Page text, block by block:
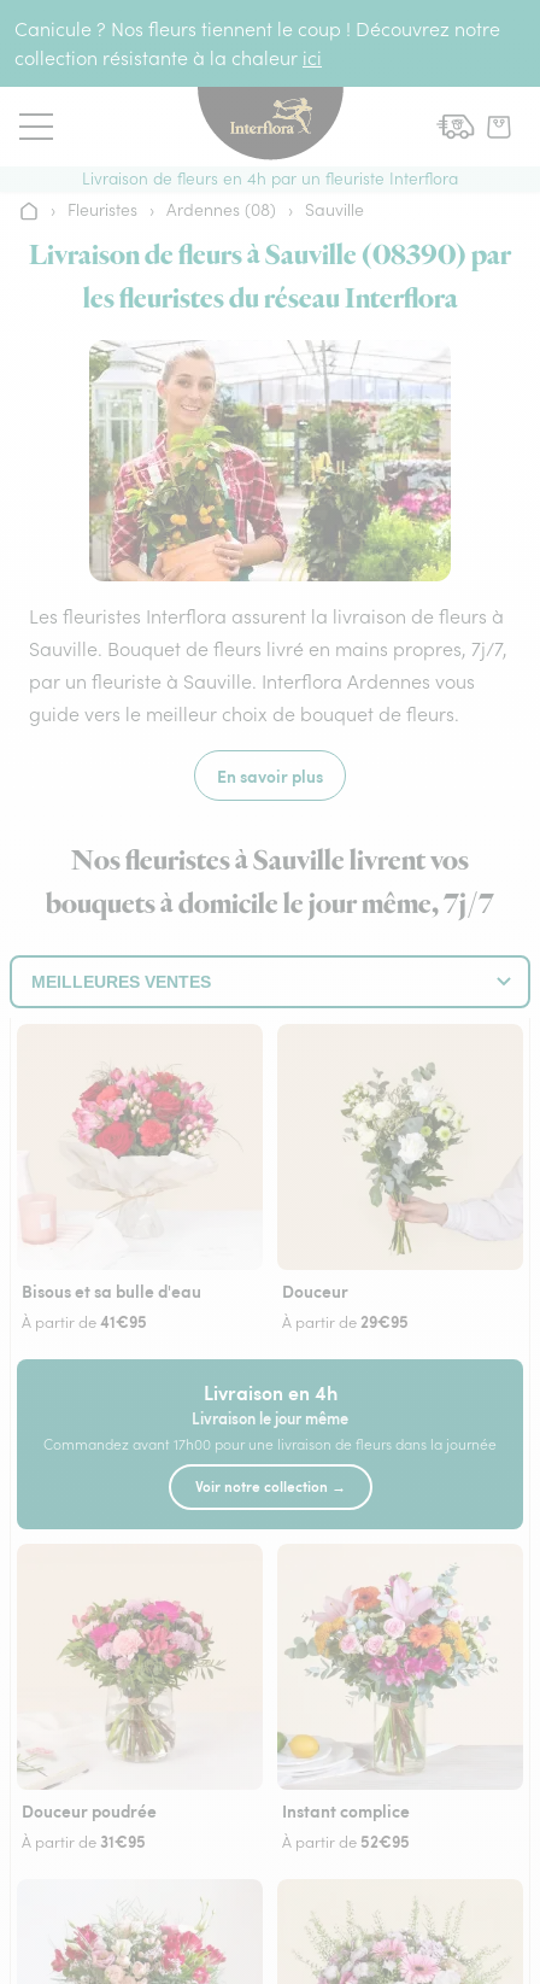
Canicule ? Nos fleurs tiennent le coup ! Découvrez notre
collection résistante à la chaleur ici
Livraison de fleurs en 4h par un fleuriste Interflora
Accueil
› Fleuristes › Ardennes (08) › Sauville
Livraison de fleurs à Sauville (08390) par
les fleuristes du réseau Interflora
Les fleuristes Interflora assurent la livraison de fleurs à
Sauville. Bouquet de fleurs livré en mains propres, 7j/7,
par un fleuriste à Sauville. Interflora Ardennes vous
guide vers le meilleur choix de bouquet de fleurs.
En savoir plus
Nos fleuristes à Sauville livrent vos
bouquets à domicile le jour même, 7j/7
Bisous et sa bulle d'eau
À partir de41€95
Douceur
À partir de 29€95
Livraison en 4h
Livraison le jour même
Commandez avant 17h00 pour une livraison de fleurs dans la journée
Voir notre collection →
Douceur poudrée
À partir de 31€95
Instant complice
À partir de 52€95